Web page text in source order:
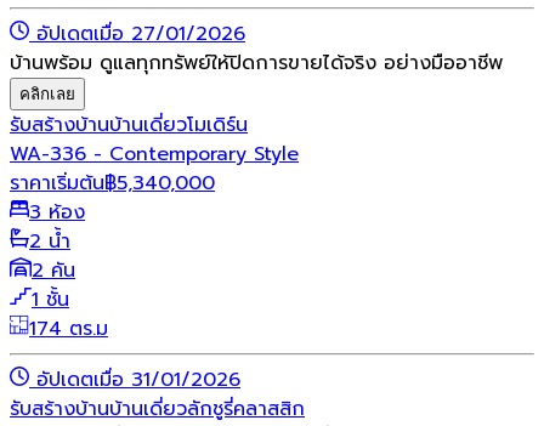
อัปเดตเมื่อ 27/01/2026
บ้านพร้อม ดูแลทุกทรัพย์ให้ปิดการขายได้จริง อย่างมืออาชีพ
คลิกเลย
รับสร้างบ้านบ้านเดี่ยวโมเดิร์น
WA-336 - Contemporary Style
ราคาเริ่มต้น฿5,340,000
3 ห้อง
2 น้ำ
2 คัน
1 ชั้น
174 ตร.ม
อัปเดตเมื่อ 31/01/2026
รับสร้างบ้านบ้านเดี่ยวลักชูรี่คลาสสิก